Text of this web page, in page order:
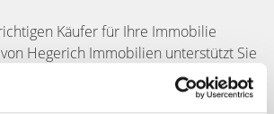
Käufer für Ihre Immobilie
Hegerich Immobilien unterstützt Sie
Geben Sie die wichtigsten Daten zu
nachfolgende Formular ein und